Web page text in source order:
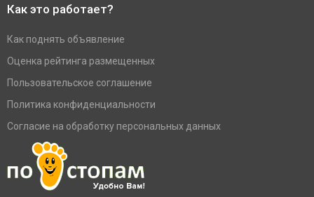
Как это работает?
Как поднять объявление
Оценка рейтинга размещенных
Пользовательское соглашение
Политика конфиденциальности
Согласие на обработку персональных данных